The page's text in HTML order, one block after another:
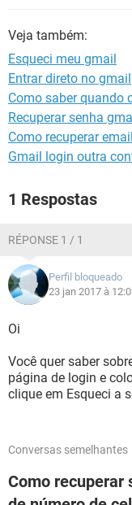
Veja também:
Esqueci meu gmail
Entrar direto no gmail
Como saber quando
Recuperar senha
Como recuperar
Gmail login outra
1 Respostas
RÉPONSE 1 / 1
Perfil bloqueado
23 jan 2017 à
Oi
Você quer saber
página de login e
clique em Esqueci a
Conversas semelhantes
Como recuperar